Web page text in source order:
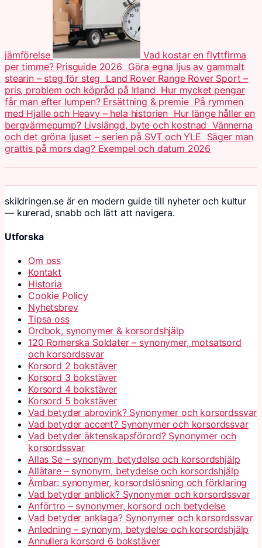
jämförelse
Vad kostar en flyttfirma
per timme? Prisguide 2026 Göra egna ljus av gammalt
stearin – steg för steg Land Rover Range Rover Sport –
pris, problem och köpråd på Irland Hur mycket pengar
får man efter lumpen? Ersättning & premie På rymmen
med Hjalle och Heavy – hela historien Hur länge håller en
bergvärmepump? Livslängd, byte och kostnad Vännerna
och det gröna ljuset – serien på SVT och YLE Säger man
grattis på mors dag? Exempel och datum 2026
skildringen.se är en modern guide till nyheter och kultur
— kurerad, snabb och lätt att navigera.
Utforska
Om oss
Kontakt
Historia
Cookie Policy
Nyhetsbrev
Tipsa oss
Ordbok, synonymer & korsordshjälp
120 Romerska Soldater – synonymer, motsatsord
och korsordssvar
Korsord 2 bokstäver
Korsord 3 bokstäver
Korsord 4 bokstäver
Korsord 5 bokstäver
Vad betyder abrovink? Synonymer och korsordssvar
Vad betyder accent? Synonymer och korsordssvar
Vad betyder äktenskapsförord? Synonymer och
korsordssvar
Allas Se – synonym, betydelse och korsordshjälp
Allätare – synonym, betydelse och korsordshjälp
Ämbar: synonymer, korsordslösning och förklaring
Vad betyder anblick? Synonymer och korsordssvar
Anförtro – synonymer, korsord och betydelse
Vad betyder anklaga? Synonymer och korsordssvar
Anledning – synonym, betydelse och korsordshjälp
Annullera korsord 6 bokstäver